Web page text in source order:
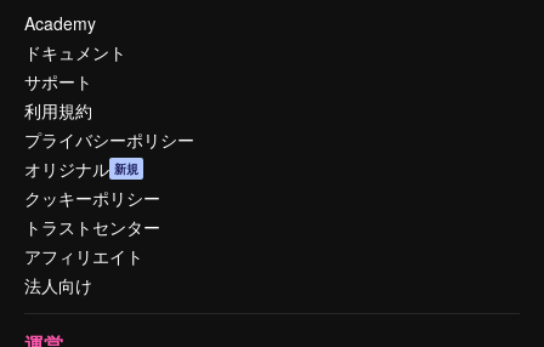
Academy
ドキュメント
サポート
利用規約
プライバシーポリシー
オリジナル 新規
クッキーポリシー
トラストセンター
アフィリエイト
法人向け